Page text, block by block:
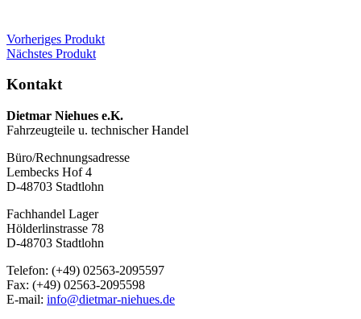
Vorheriges Produkt
Nächstes Produkt
Kontakt
Dietmar Niehues e.K.
Fahrzeugteile u. technischer Handel
Büro/Rechnungsadresse
Lembecks Hof 4
D-48703 Stadtlohn
Fachhandel Lager
Hölderlinstrasse 78
D-48703 Stadtlohn
Telefon: (+49) 02563-2095597
Fax: (+49) 02563-2095598
E-mail: info@dietmar-niehues.de